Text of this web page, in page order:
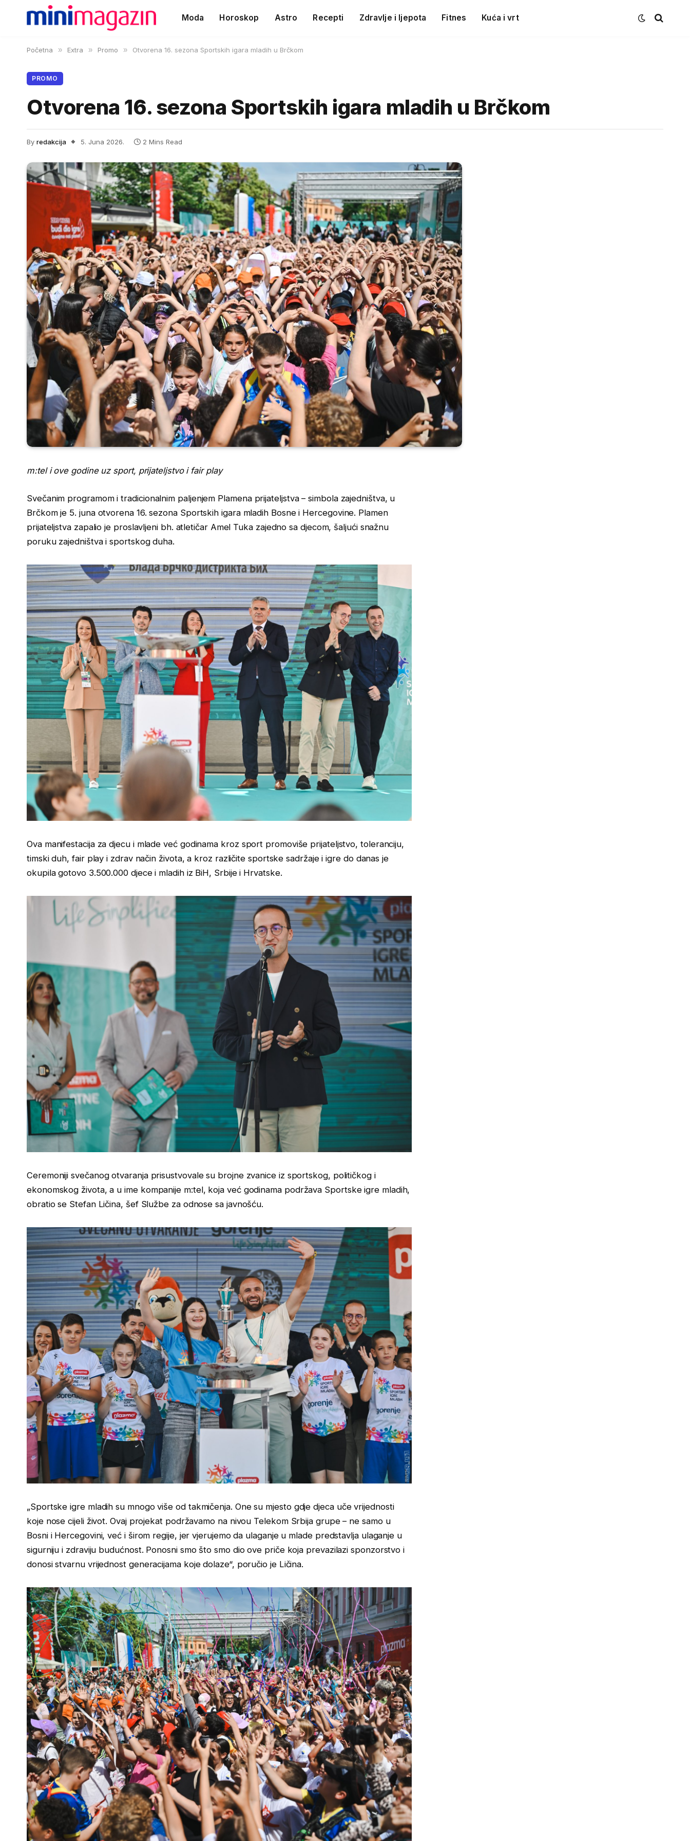
Moda Horoskop Astro Recepti Zdravlje i ljepota Fitnes Kuća i vrt
Početna » Extra » Promo » Otvorena 16. sezona Sportskih igara mladih u Brčkom
PROMO
Otvorena 16. sezona Sportskih igara mladih u Brčkom
By redakcija 5. Juna 2026. 2 Mins Read
m:tel i ove godine uz sport, prijateljstvo i fair play
Svečanim programom i tradicionalnim paljenjem Plamena prijateljstva – simbola zajedništva, u
Brčkom je 5. juna otvorena 16. sezona Sportskih igara mladih Bosne i Hercegovine. Plamen
prijateljstva zapalio je proslavljeni bh. atletičar Amel Tuka zajedno sa djecom, šaljući snažnu
poruku zajedništva i sportskog duha.
Ova manifestacija za djecu i mlade već godinama kroz sport promoviše prijateljstvo, toleranciju,
timski duh, fair play i zdrav način života, a kroz različite sportske sadržaje i igre do danas je
okupila gotovo 3.500.000 djece i mladih iz BiH, Srbije i Hrvatske.
Ceremoniji svečanog otvaranja prisustvovale su brojne zvanice iz sportskog, političkog i
ekonomskog života, a u ime kompanije m:tel, koja već godinama podržava Sportske igre mladih,
obratio se Stefan Ličina, šef Službe za odnose sa javnošću.
„Sportske igre mladih su mnogo više od takmičenja. One su mjesto gdje djeca uče vrijednosti
koje nose cijeli život. Ovaj projekat podržavamo na nivou Telekom Srbija grupe – ne samo u
Bosni i Hercegovini, već i širom regije, jer vjerujemo da ulaganje u mlade predstavlja ulaganje u
sigurniju i zdraviju budućnost. Ponosni smo što smo dio ove priče koja prevazilazi sponzorstvo i
donosi stvarnu vrijednost generacijama koje dolaze“, poručio je Ličina.